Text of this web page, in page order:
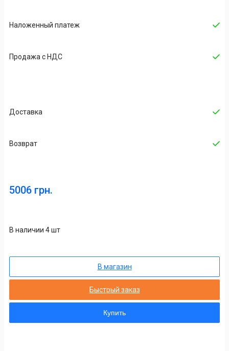
Наложенный платеж
Продажа с НДС
Доставка
Возврат
5006 грн.
В наличии 4 шт
В магазин
Быстрый заказ
Купить